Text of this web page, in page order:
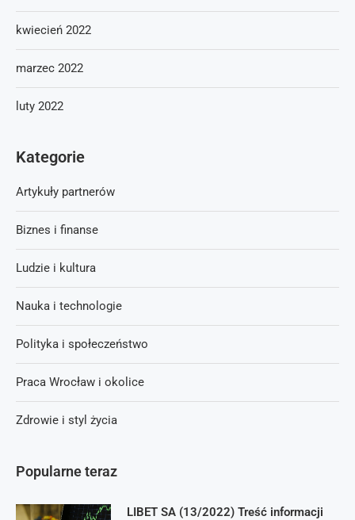
Popularne teraz
LIBET SA (13/2022) Treść informacji
kwiecień 2022
marzec 2022
luty 2022
Kategorie
Artykuły partnerów
Biznes i finanse
Ludzie i kultura
Nauka i technologie
Polityka i społeczeństwo
Praca Wrocław i okolice
Zdrowie i styl życia